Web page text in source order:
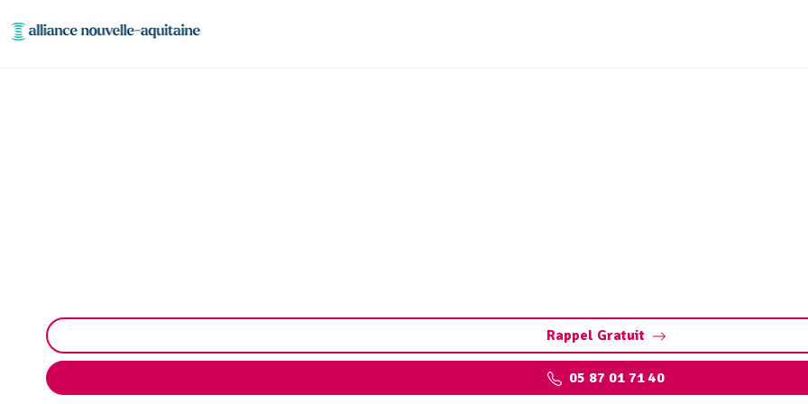
Rappel Gratuit
05 87 01 71 40